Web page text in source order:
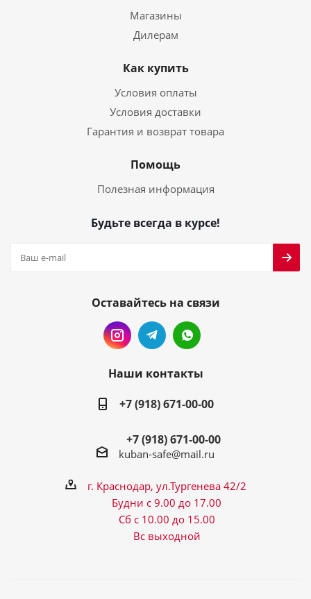
Магазины
Дилерам
Как купить
Условия оплаты
Условия доставки
Гарантия и возврат товара
Помощь
Полезная информация
Будьте всегда в курсе!
Оставайтесь на связи
Наши контакты
+7 (918) 671-00-00
+7 (918) 671-00-00
kuban-safe@mail.ru
г. Краснодар, ул.Тургенева 42/2
Будни с 9.00 до 17.00
Сб с 10.00 до 15.00
Вс выходной